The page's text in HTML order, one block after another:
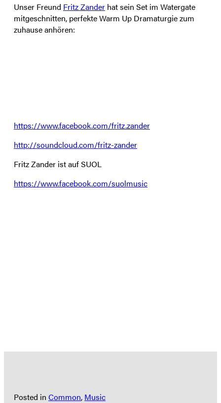
Unser Freund Fritz Zander hat sein Set im Watergate
mitgeschnitten, perfekte Warm Up Dramaturgie zum
zuhause anhören:
https://www.facebook.com/fritz.zander
http://soundcloud.com/fritz-zander
Fritz Zander ist auf SUOL
https://www.facebook.com/suolmusic
Posted in Common, Music